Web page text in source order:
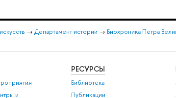
→ Департамент истории → Биохроника Петра
и
РЕСУРСЫ
Библиотека
Публикации